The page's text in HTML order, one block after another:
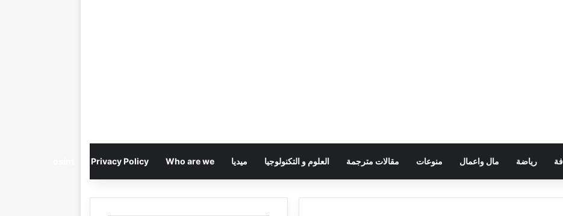
رياضة مال واعمال منوعات مقالات مترجمة العلوم و التكنولوجيا ميديا Who are we
Privacy Policy